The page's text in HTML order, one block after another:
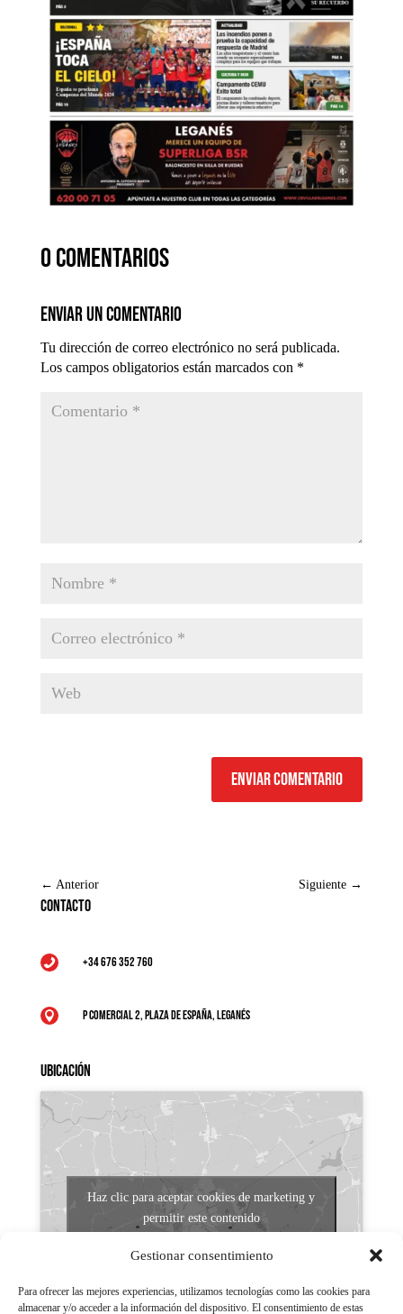
Gestionar consentimiento
Para ofrecer las mejores experiencias, utilizamos tecnologías como las cookies para
almacenar y/o acceder a la información del dispositivo. El consentimiento de estas
0 comentarios
Enviar un comentario
Tu dirección de correo electrónico no será publicada.
Los campos obligatorios están marcados con *
Enviar comentario
← Anterior Siguiente →
Contacto
 +34 676 352 760
 P Comercial 2, Plaza de España, Leganés
Ubicación
Haz clic para aceptar cookies de marketing y
permitir este contenido